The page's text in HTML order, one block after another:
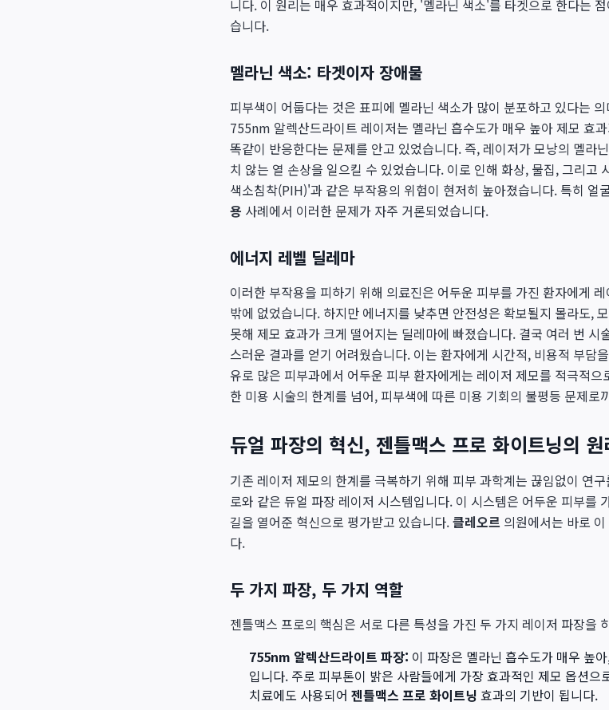
니다. 이 원리는 매우 효과적이지만, '멜라닌 색소'를 타겟으로 한다는
습니다.
멜라닌 색소: 타겟이자 장애물
피부색이 어둡다는 것은 표피에 멜라닌 색소가 많이 분포하고 있다는
755nm 알렉산드라이트 레이저는 멜라닌 흡수도가 매우 높아 제모 효
똑같이 반응한다는 문제를 안고 있었습니다. 즉, 레이저가 모낭의 멜라
치 않는 열 손상을 일으킬 수 있었습니다. 이로 인해 화상, 물집, 그리고
색소침착(PIH)'과 같은 부작용의 위험이 현저히 높아졌습니다. 특히 얼
용 사례에서 이러한 문제가 자주 거론되었습니다.
에너지 레벨 딜레마
이러한 부작용을 피하기 위해 의료진은 어두운 피부를 가진 환자에게
밖에 없었습니다. 하지만 에너지를 낮추면 안전성은 확보될지 몰라도,
못해 제모 효과가 크게 떨어지는 딜레마에 빠졌습니다. 결국 여러 번
스러운 결과를 얻기 어려웠습니다. 이는 환자에게 시간적, 비용적 부담
유로 많은 피부과에서 어두운 피부 환자에게는 레이저 제모를 적극적
한 미용 시술의 한계를 넘어, 피부색에 따른 미용 기회의 불평등 문제로
듀얼 파장의 혁신, 젠틀맥스 프로 화이트닝의 원
기존 레이저 제모의 한계를 극복하기 위해 피부 과학계는 끊임없이 연
로와 같은 듀얼 파장 레이저 시스템입니다. 이 시스템은 어두운 피부를
길을 열어준 혁신으로 평가받고 있습니다.클레오르 의원에서는 바로
다.
두 가지 파장, 두 가지 역할
젠틀맥스 프로의 핵심은 서로 다른 특성을 가진 두 가지 레이저 파장을
755nm 알렉산드라이트 파장: 이 파장은 멜라닌 흡수도가 매우 높
입니다. 주로 피부톤이 밝은 사람들에게 가장 효과적인 제모 옵션
치료에도 사용되어 젠틀맥스 프로 화이트닝 효과의 기반이 됩니다.